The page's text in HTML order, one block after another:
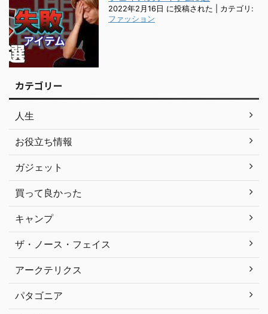
2022年2月16日 に投稿された
カテゴリ:
ファッション
カテゴリー
人生
お役立ち情報
ガジェット
買って良かった
キャンプ
ザ・ノース・フェイス
アークテリクス
パタゴニア